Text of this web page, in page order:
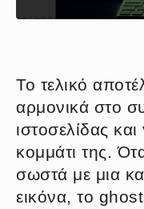
Το τελικό
αρμονικά στο
ιστοσελίδας
κομμάτι της.
σωστά με μια
εικόνα, το